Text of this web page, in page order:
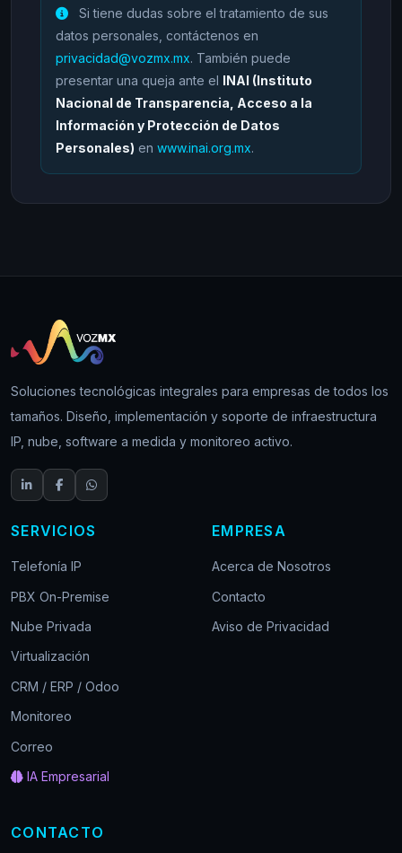
Si tiene dudas sobre el tratamiento de sus
datos personales, contáctenos en
privacidad@vozmx.mx. También puede
presentar una queja ante el INAI (Instituto
Nacional de Transparencia, Acceso a la
Información y Protección de Datos
Personales) en www.inai.org.mx.
Soluciones tecnológicas integrales para empresas de todos los
tamaños. Diseño, implementación y soporte de infraestructura
IP, nube, software a medida y monitoreo activo.
SERVICIOS
Telefonía IP
PBX On-Premise
Nube Privada
Virtualización
CRM / ERP / Odoo
Monitoreo
Correo
IA Empresarial
EMPRESA
Acerca de Nosotros
Contacto
Aviso de Privacidad
CONTACTO